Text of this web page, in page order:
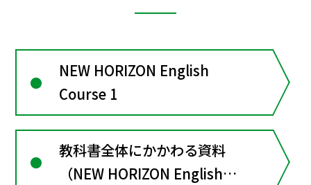
NEW HORIZON English
Course 1
教科書全体にかかわる資料
（NEW HORIZON English